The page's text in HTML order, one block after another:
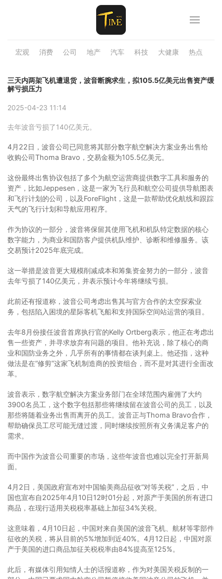
宏观 消费 公司 地产 汽车 科技 大健康 热点
三天内两架飞机遭退货，波音断腕求生，拟105.5亿美元出售资产缓
解亏损压力
2025-04-23 11:14
去年波音亏损了140亿美元。
4月22日，波音公司已同意将其部分数字航空解决方案业务出售给
收购公司Thoma Bravo，交易金额为105.5亿美元。
这份最终出售协议包括了多个为航空运营商提供数字工具和服务的
资产，比如Jeppesen，这是一家为飞行员和航空公司提供导航图表
和飞行计划的公司，以及ForeFlight，这是一款帮助优化航线和跟踪
天气的飞行计划和导航应用程序。
作为协议的一部分，波音将保留其使用飞机和机队特定数据的核心
数字能力，为商业和国防客户提供机队维护、诊断和维修服务。该
交易预计2025年底完成。
这一举措是波音更大规模削减成本和筹集资金努力的一部分，波音
去年亏损了140亿美元，并表示预计今年将继续亏损。
此前还有报道称，波音公司考虑出售其与官方合作的太空探索业
务，包括陷入困境的星际客机飞船和支持国际空间站运营的项目。
去年8月份接任波音首席执行官的Kelly Ortberg表示，他正在考虑出
售一些资产，并寻求放弃有问题的项目。他补充说，除了核心的商
业和国防业务之外，几乎所有的事情都在谈判桌上。他还指，这种
做法是在“修剪”这家飞机制造商的投资组合，而不是对其进行全面改
革。
波音表示，数字航空解决方案业务部门在全球范围内雇佣了大约
3900名员工，这个数字包括那些将继续留在波音公司的员工，以及
那些将随着业务出售而离开的员工。波音正与Thoma Bravo合作，
帮助确保员工尽可能无缝过渡，同时继续按照所有义务满足客户的
需求。
而中国作为波音公司重要的市场，这些年波音也难以完全打开新局
面。
4月2日，美国政府宣布对中国输美商品征收“对等关税”，之后，中
国也宣布自2025年4月10日12时01分起，对原产于美国的所有进口
商品，在现行适用关税税率基础上加征34%关税。
这意味着，4月10日起，中国对来自美国的波音飞机、航材等零部件
征收的关税，将从目前的5%增加到近40%。4月12日起，中国对原
产于美国的进口商品加征关税税率由84%提高至125%。
此后，有媒体引用知情人士的话报道称，作为对美国关税反制的一